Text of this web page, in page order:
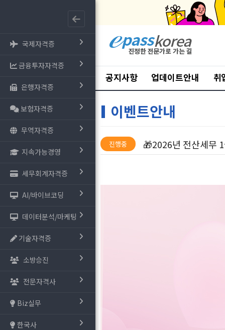
국제자격증
금융투자자격증
은행자격증
보험자격증
무역자격증
지속가능경영
세무회계자격증
AI/바이브코딩
데이터분석/마케팅
기술자격증
소방승진
전문자격사
Biz실무
한국사
공지사항 업데이트안내 취
이벤트안내
진행중 🎁2026년 전산세무